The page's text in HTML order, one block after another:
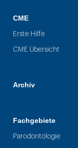
CME
Erste Hilfe
CME Übersicht
Archiv
Fachgebiete
Parodontologie